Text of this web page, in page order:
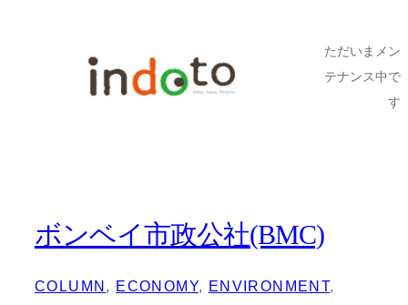
ただいまメン
テナンス中で
す
ボンベイ市政公社(BMC)
COLUMN, ECONOMY, ENVIRONMENT